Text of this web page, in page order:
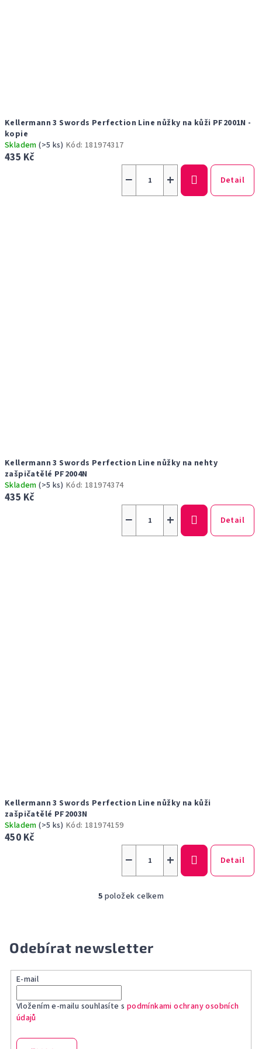
Kellermann 3 Swords Perfection Line nůžky na kůži PF2001N -
kopie
Skladem(>5 ks) Kód: 181974317
435 Kč
+
− Detail
Kellermann 3 Swords Perfection Line nůžky na nehty
zašpičatělé PF2004N
Skladem(>5 ks) Kód: 181974374
435 Kč
+
− Detail
Kellermann 3 Swords Perfection Line nůžky na kůži
zašpičatělé PF2003N
Skladem(>5 ks) Kód: 181974159
450 Kč
+
− Detail
O
á
d
a
p
5 položek celkem
Odebírat newsletter
E-mail
Vložením e-mailu souhlasíte s podmínkami ochrany osobních
údajů